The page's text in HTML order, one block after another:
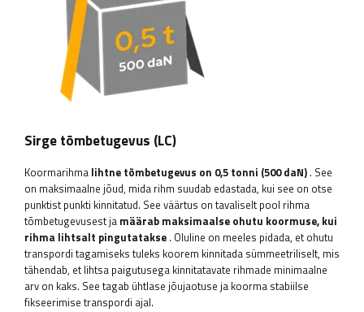
Sirge tõmbetugevus (LC)
Koormarihma lihtne tõmbetugevus on 0,5 tonni (500 daN) . See
on maksimaalne jõud, mida rihm suudab edastada, kui see on otse
punktist punkti kinnitatud. See väärtus on tavaliselt pool rihma
tõmbetugevusest ja määrab maksimaalse ohutu koormuse, kui
rihma lihtsalt pingutatakse . Oluline on meeles pidada, et ohutu
transpordi tagamiseks tuleks koorem kinnitada sümmeetriliselt, mis
tähendab, et lihtsa paigutusega kinnitatavate rihmade minimaalne
arv on kaks. See tagab ühtlase jõujaotuse ja koorma stabiilse
fikseerimise transpordi ajal.